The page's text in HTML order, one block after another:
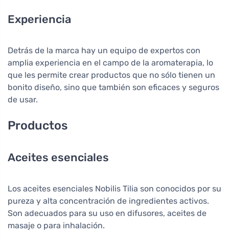
Experiencia
Detrás de la marca hay un equipo de expertos con
amplia experiencia en el campo de la aromaterapia, lo
que les permite crear productos que no sólo tienen un
bonito diseño, sino que también son eficaces y seguros
de usar.
Productos
Aceites esenciales
Los aceites esenciales Nobilis Tilia son conocidos por su
pureza y alta concentración de ingredientes activos.
Son adecuados para su uso en difusores, aceites de
masaje o para inhalación.